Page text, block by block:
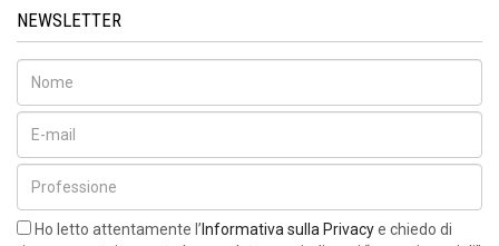
NEWSLETTER
Ho letto attentamente l’ Informativa sulla Privacye chiedo di